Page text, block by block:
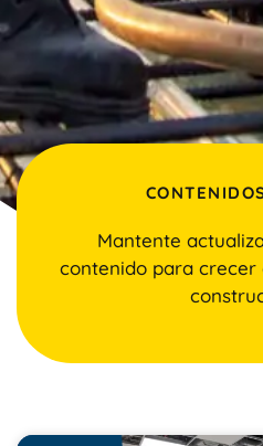
Mantente
contenido para crecer